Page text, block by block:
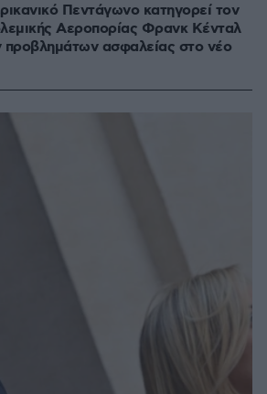
Πεντάγωνο κατηγορεί τον
Αεροπορίας Φρανκ Κένταλ
προβλημάτων ασφαλείας στο νέο